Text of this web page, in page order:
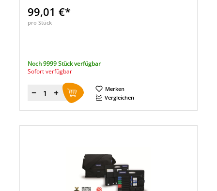
99,01 €*
pro Stück
Noch 9999 Stück verfügbar
Sofort verfügbar
Menge
Merken
Vergleichen